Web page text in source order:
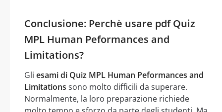
Conclusione: Perchè usare pdf Quiz
MPL Human Peformances and
Limitations?
Gli esami di Quiz MPL Human Peformances and
Limitations sono molto difficili da superare.
Normalmente, la loro preparazione richiede